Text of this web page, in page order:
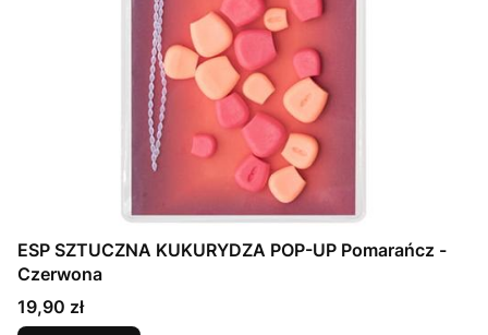
ESP SZTUCZNA KUKURYDZA POP-UP Pomarańcz -
Czerwona
Cena
19,90 zł